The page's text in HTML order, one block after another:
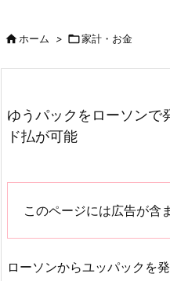
ホーム > 家計・お金
ゆうパックをローソンで
ド払が可能
このページには広告が含
ローソンからユッパックを